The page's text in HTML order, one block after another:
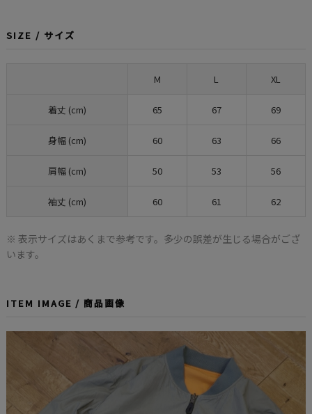
SIZE / サイズ
M L XL
着丈 (cm) 65 67 69
身幅 (cm) 60 63 66
肩幅 (cm) 50 53 56
袖丈 (cm) 60 61 62
※ 表示サイズはあくまで参考です。多少の誤差が生じる場合がござ
います。
ITEM IMAGE / 商品画像